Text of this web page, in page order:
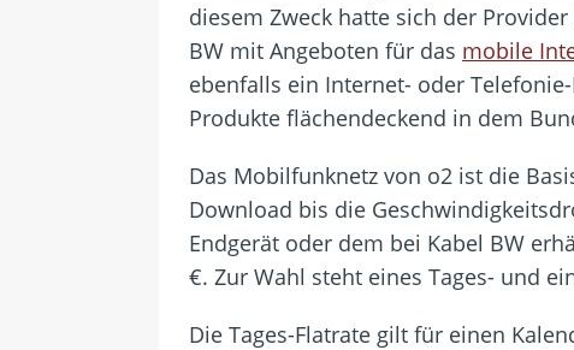
diesem Zweck hatte sich der
BW mit Angeboten für das mobile
ebenfalls ein Internet- oder
Produkte flächendeckend in dem
Das Mobilfunknetz von o2 ist die
Download bis die
Endgerät oder dem bei Kabel BW
€. Zur Wahl steht eines Tages- und
Die Tages-Flatrate gilt für einen